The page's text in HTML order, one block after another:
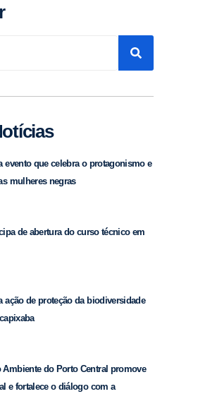
evento que celebra o protagonismo e
mulheres negras
de abertura do curso técnico em
ação de proteção da biodiversidade
Ambiente do Porto Central promove
e fortalece o diálogo com a